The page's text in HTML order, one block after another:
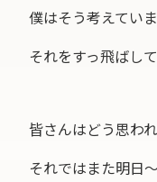
僕はそう考えていま
それをすっ飛ばし
皆さんはどう思わ
それではまた明日〜